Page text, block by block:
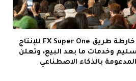
فاراداي فيوتشر تكشف خارطة طريق FX Super One للإنتاج
وخدمات ما بعد البيع، وتعلن
بالذكاء الاصطناعي